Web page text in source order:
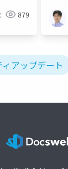
879
アップデート